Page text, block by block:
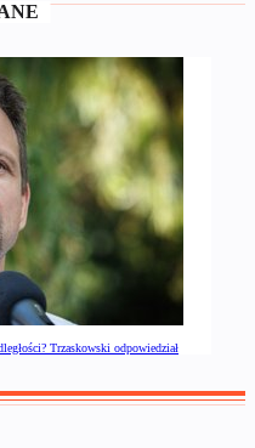
Trzaskowski odpowiedział